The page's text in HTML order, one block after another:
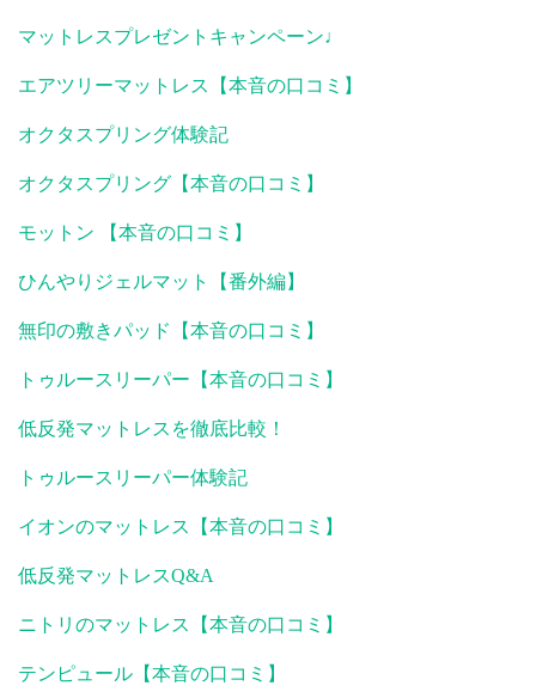
マットレスプレゼントキャンペーン♩
エアツリーマットレス【本音の口コミ】
オクタスプリング体験記
オクタスプリング【本音の口コミ】
モットン 【本音の口コミ】
ひんやりジェルマット【番外編】
無印の敷きパッド【本音の口コミ】
トゥルースリーパー【本音の口コミ】
低反発マットレスを徹底比較！
トゥルースリーパー体験記
イオンのマットレス【本音の口コミ】
低反発マットレスQ&A
ニトリのマットレス【本音の口コミ】
テンピュール【本音の口コミ】